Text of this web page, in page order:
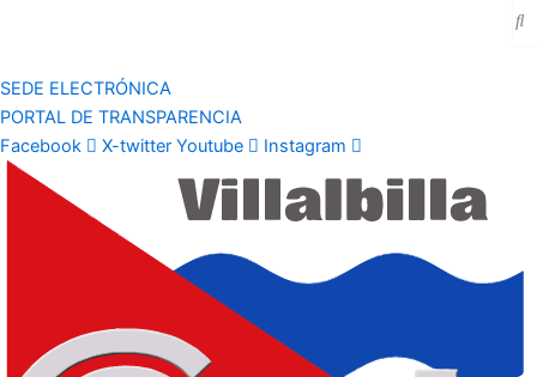
SEDE ELECTRÓNICA
PORTAL DE TRANSPARENCIA
Facebook
X-twitter Youtube Instagram